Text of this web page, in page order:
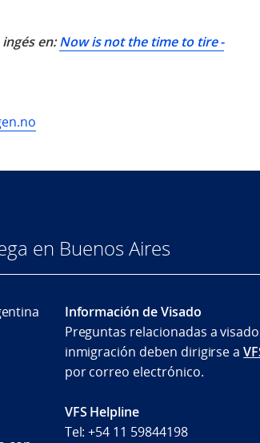
en:Now is not the time to tire -
en Buenos Aires
Información de Visado
Preguntas relacionadas a
inmigración deben dirigirse a
por correo electrónico.
VFS Helpline
Tel: +54 11 59844198